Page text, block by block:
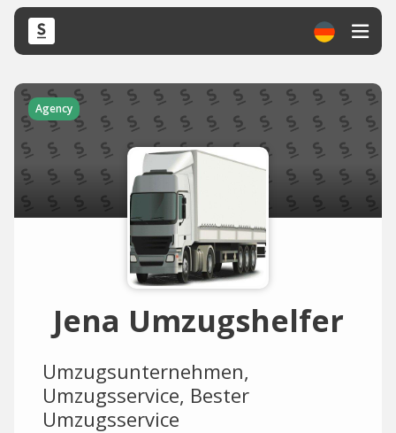
Agency
Jena Umzugshelfer
Umzugsunternehmen,
Umzugsservice, Bester
Umzugsservice